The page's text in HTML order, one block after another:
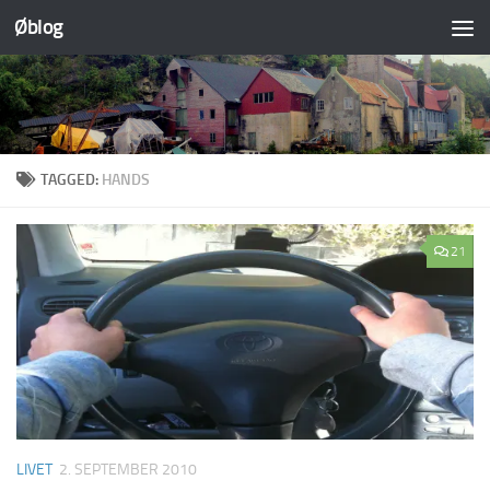
Skip to content
Øblog
TAGGED: HANDS
21
LIVET 2. SEPTEMBER 2010